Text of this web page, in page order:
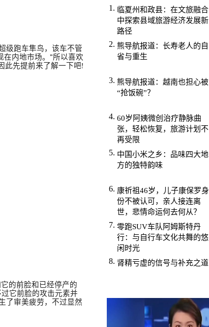
临夏州和政县：在文旅融合
中探索县域旅游经济发展新
路径
熊导航报道：长寿老人的自
省与重生
熊导航报道：越南也担心被
“抢饭碗”？
60岁阿姨微创治疗静脉曲
张，轻松恢复，旅游计划不
再受限
中国小米之乡：品味四大地
方的独特韵味
康祈祖46岁，儿子康保罗身
份不被认可，亲人接连离
世，悲情命运何去何从？
零跑SUV车队阿姆斯特丹
行：与自行车文化共舞的悠
闲时光
肾精亏虚的信号与补充之道
级跑车隼鸟，该车不管
内地市场。 ”所以喜欢
此先提前来了解一下吧!
的前脸和已经停产的
它前脸的攻击元素并
了审美疲劳，不过显然